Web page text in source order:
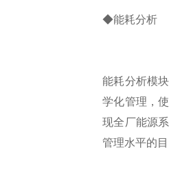
◆能耗分析
能耗分析模
学化管理，
现全厂能源
管理水平的